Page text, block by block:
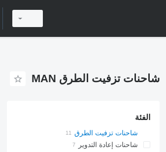
شاحنات تزفيت الطرق MAN
الفئة
شاحنات تزفيت الطرق
شاحنات إعادة التدوير